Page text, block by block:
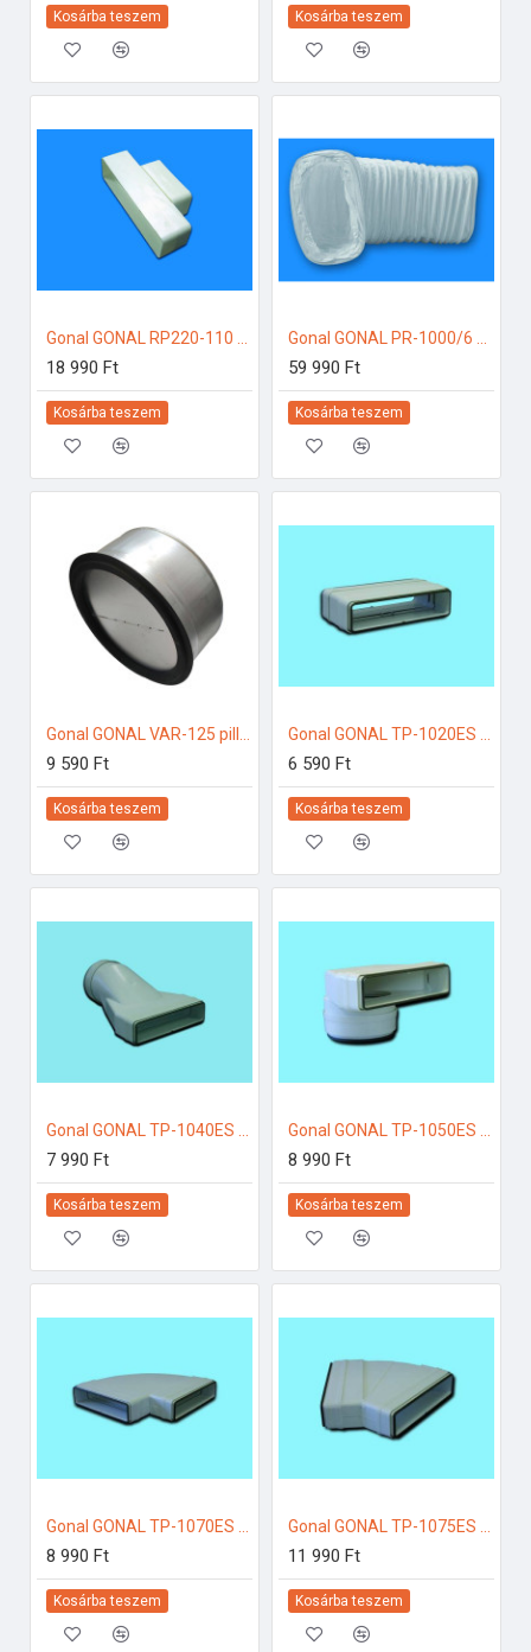
Kosárba teszem Kosárba teszem
Gonal GONAL RP220-110 - szűkítő idom 55x220 / 55x110 125-ös páraelszívóhoz
18 990 Ft
Kosárba teszem
Gonal GONAL PR-1000/6 flexi csatorna PVC, 55x220 L=6000 125-ös páraelszívóhoz
59 990 Ft
Kosárba teszem
Gonal GONAL VAR-125 pillangószelep, NA125 125-ös páraelszívóhoz
9 590 Ft
Kosárba teszem
Gonal GONAL TP-1020ES csatlakozó/toldó, 55x220 125-ös páraelszívóhoz
6 590 Ft
Kosárba teszem
Gonal GONAL TP-1040ES átalakító idom, NA125 - 55x220 125-ös páraelszívóhoz
7 990 Ft
Kosárba teszem
Gonal GONAL TP-1050ES átalakító 90Â°, NA125 - 55x220 125-ös páraelszívóhoz
8 990 Ft
Kosárba teszem
Gonal GONAL TP-1070ES lapos csatorna 90Â° -vízszintes, 55x220 125-ös páraelszívóhoz
8 990 Ft
Kosárba teszem
Gonal GONAL TP-1075ES lapos csatorna 45Â° vízszintes, 55x220 125-ös páraelszívóhoz
11 990 Ft
Kosárba teszem